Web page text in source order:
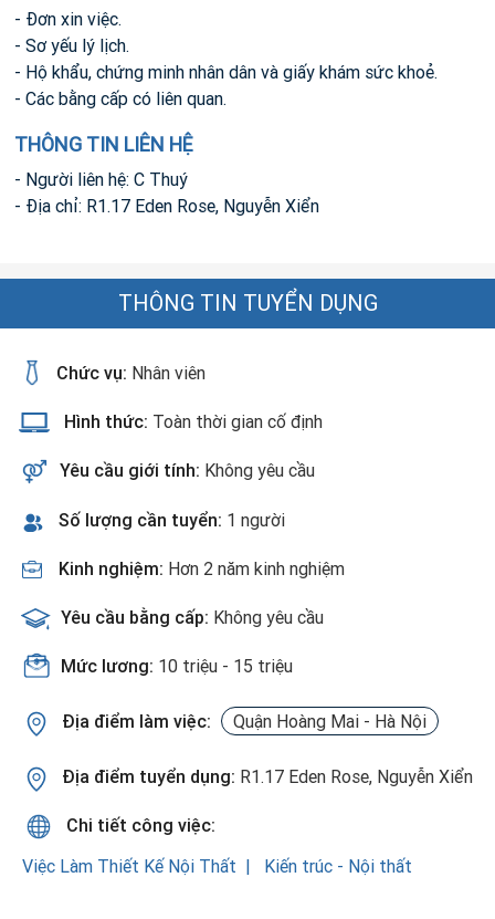
- Đơn xin việc.
- Sơ yếu lý lịch.
- Hộ khẩu, chứng minh nhân dân và giấy khám sức khoẻ.
- Các bằng cấp có liên quan.
THÔNG TIN LIÊN HỆ
- Người liên hệ: C Thuý
- Địa chỉ: R1.17 Eden Rose, Nguyễn Xiển
THÔNG TIN TUYỂN DỤNG
Chức vụ: Nhân viên
Hình thức: Toàn thời gian cố định
Yêu cầu giới tính: Không yêu cầu
Số lượng cần tuyển: 1 người
Kinh nghiệm: Hơn 2 năm kinh nghiệm
Yêu cầu bằng cấp: Không yêu cầu
Mức lương: 10 triệu - 15 triệu
Địa điểm làm việc: Quận Hoàng Mai - Hà Nội
Địa điểm tuyển dụng: R1.17 Eden Rose, Nguyễn Xiển
Chi tiết công việc:
Việc Làm Thiết Kế Nội Thất
Kiến trúc - Nội thất